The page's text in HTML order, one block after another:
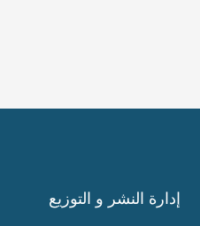
إدارة النشر و التوزيع